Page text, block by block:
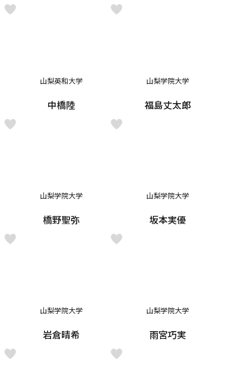
山梨英和大学
中橋陸
山梨学院大学
福島丈太郎
山梨学院大学
橋野聖弥
山梨学院大学
坂本実優
山梨学院大学
岩倉晴希
山梨学院大学
雨宮巧実